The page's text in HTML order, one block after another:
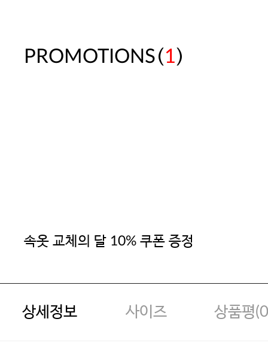
속옷 교체 10% 쿠폰(8.1~31)/7만
PROMOTIONS(1)
속옷 교체의 달 10% 쿠폰 증정
상세정보 사이즈 상품평(0